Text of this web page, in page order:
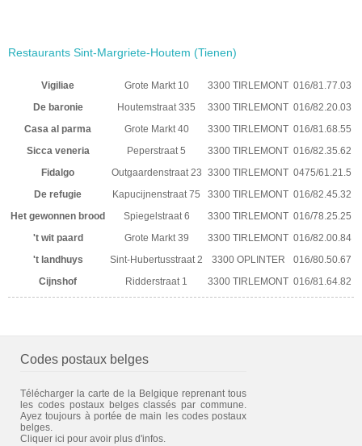
Restaurants Sint-Margriete-Houtem (Tienen)
Vigiliae Grote Markt 10 3300 TIRLEMONT 016/81.77.03
De baronie
Houtemstraat 335 3300 TIRLEMONT 016/82.20.03
Casa al parma
Grote Markt 40 3300 TIRLEMONT 016/81.68.55
Sicca veneria
Peperstraat 5 3300 TIRLEMONT 016/82.35.62
Fidalgo
Outgaardenstraat 23 3300 TIRLEMONT 0475/61.21.5
De refugie
Kapucijnenstraat 75 3300 TIRLEMONT 016/82.45.32
Het gewonnen brood
Spiegelstraat 6 3300 TIRLEMONT 016/78.25.25
't wit paard
Grote Markt 39 3300 TIRLEMONT 016/82.00.84
't landhuys
Sint-Hubertusstraat 2 3300 OPLINTER
016/80.50.67
Cijnshof
Ridderstraat 1 3300 TIRLEMONT 016/81.64.82
Codes postaux belges
Télécharger la carte de la Belgique reprenant tous
les codes postaux belges classés par commune.
Ayez toujours à portée de main les codes postaux
belges.
Cliquer ici pour avoir plus d'infos.